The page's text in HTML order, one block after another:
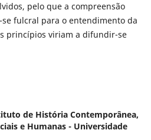
pelo que a compreensão
fulcral para o entendimento da
princípios viriam a difundir-se
de História Contemporânea,
e Humanas - Universidade